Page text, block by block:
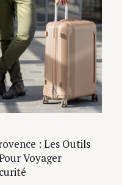
: Les Outils
Voyager